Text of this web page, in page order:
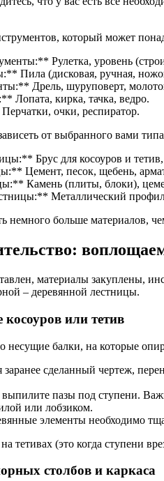
который может
Рулетка, уровень
Пила (дисковая, ручная,
Дрель, шуруповерт,
Лопата, кирка, тачка, ведро.
очки, респиратор.
от выбранного вами
Брус для косоуров и
Цемент, песок, щебень,
Камень (плиты, блоки),
Металлический
немного больше материалов,
материалы закуплены,
– деревянной лестницы.
или тетив
несущие балки, на которые
сделанный чертеж,
пазы под ступени.
или лобзиком.
элементы необходимо
тетивах (это когда ступени
столбов и каркаса